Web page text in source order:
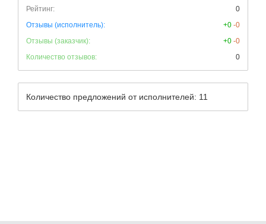
Рейтинг:
0
Отзывы (исполнитель):
+0 -0
Отзывы (заказчик):
+0 -0
Количество отзывов:
0
Количество предложений от исполнителей: 11